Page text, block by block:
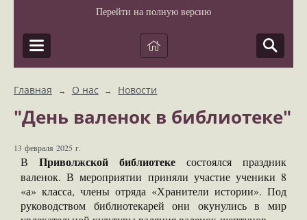
Перейти на полную версию
Главная → О нас → Новости
"День валенок в библиотеке"
13 февраля 2025 г.
В Приволжской библиотеке состоялся праздник
валенок. В мероприятии приняли участие ученики 8
«а» класса, члены отряда «Хранители истории». Под
руководством библиотекарей они окунулись в мир